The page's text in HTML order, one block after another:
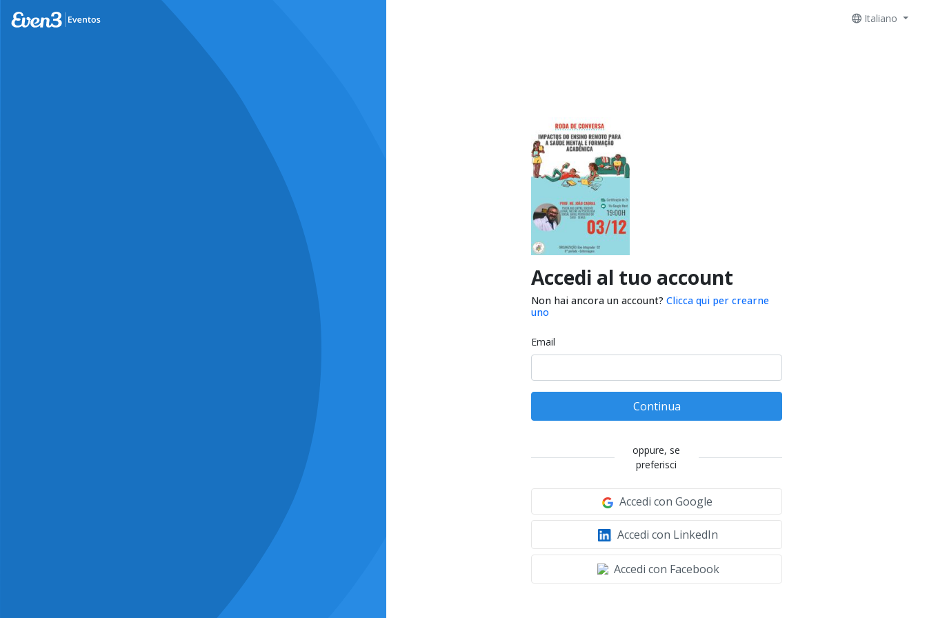
Italiano
Accedi al tuo account
Non hai ancora un account? Clicca qui per crearne
uno
Email
Continua
oppure, se
preferisci
Accedi con Google
Accedi con LinkedIn
Accedi con Facebook